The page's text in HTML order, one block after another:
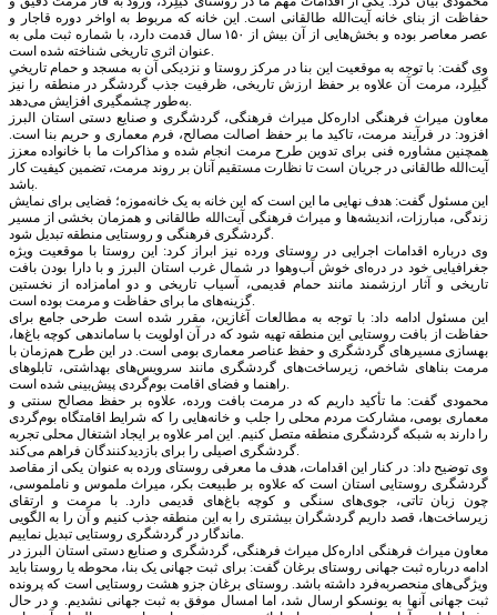
حفاظت از بنای خانه آیت‌الله طالقانی است. این خانه که مربوط به اواخر دوره قاجار و
عصر معاصر بوده و بخش‌هایی از آن بیش از ۱۵۰ سال قدمت دارد، با شماره ثبت ملی به
عنوان اثری تاریخی شناخته شده است.
وی گفت: با توجه به موقعیت این بنا در مرکز روستا و نزدیکی آن به مسجد و حمام تاریخیِ
گیلِرد، مرمت آن علاوه بر حفظ ارزش تاریخی، ظرفیت جذب گردشگر در منطقه را نیز
به‌طور چشمگیری افزایش می‌دهد.
معاون میراث فرهنگی اداره‌کل میراث فرهنگی، گردشگری و صنایع دستی استان البرز
افزود: در فرآیند مرمت، تاکید ما بر حفظ اصالت مصالح، فرم معماری و حریم بنا است.
همچنین مشاوره فنی برای تدوین طرح مرمت انجام شده و مذاکرات ما با خانواده معزز
آیت‌الله طالقانی در جریان است تا نظارت مستقیم آنان بر روند مرمت، تضمین کیفیت کار
باشد.
این مسئول گفت: هدف نهایی ما این است که این خانه به یک خانه‌موزه؛ فضایی برای نمایش
زندگی، مبارزات، اندیشه‌ها و میراث فرهنگی آیت‌الله طالقانی و همزمان بخشی از مسیر
گردشگری فرهنگی و روستایی منطقه تبدیل شود.
وی درباره اقدامات اجرایی در روستای ورده نیز ابراز کرد: این روستا با موقعیت ویژه
جغرافیایی خود در دره‌ای خوش آب‌وهوا در شمال غرب استان البرز و با دارا بودن بافت
تاریخی و آثار ارزشمند مانند حمام قدیمی، آسیاب تاریخی و دو امامزاده از نخستین
گزینه‌های ما برای حفاظت و مرمت بوده است.
این مسئول ادامه داد: با توجه به مطالعات آغازین، مقرر شده است طرحی جامع برای
حفاظت از بافت روستایی این منطقه تهیه شود که در آن اولویت با ساماندهی کوچه باغ‌ها،
بهسازی مسیر‌های گردشگری و حفظ عناصر معماری بومی است. در این طرح هم‌زمان با
مرمت بنا‌های شاخص، زیرساخت‌های گردشگری مانند سرویس‌های بهداشتی، تابلو‌های
راهنما و فضای اقامت بوم‌گردی پیش‌بینی شده است.
محمودی گفت: ما تأکید داریم که در مرمت بافت ورده، علاوه بر حفظ مصالح سنتی و
معماری بومی، مشارکت مردم محلی را جلب و خانه‌هایی را که شرایط اقامتگاه بوم‌گردی
را دارند به شبکه گردشگری منطقه متصل کنیم. این امر علاوه بر ایجاد اشتغال محلی تجربه
گردشگری اصیلی را برای بازدیدکنندگان فراهم می‌کند.
وی توضیح داد: در کنار این اقدامات، هدف ما معرفی روستای ورده به عنوان یکی از مقاصد
گردشگری روستایی استان است که علاوه بر طبیعت بکر، میراث ملموس و ناملموسی،
چون زبان تاتی، جوی‌های سنگی و کوچه باغ‌های قدیمی دارد. با مرمت و ارتقای
زیرساخت‌ها، قصد داریم گردشگران بیشتری را به این منطقه جذب کنیم و آن را به الگویی
ماندگار در گردشگری روستایی تبدیل نماییم.
معاون میراث فرهنگی اداره‌کل میراث فرهنگی، گردشگری و صنایع دستی استان البرز در
ادامه درباره ثبت جهانی روستای برغان گفت: برای ثبت جهانی یک بنا، محوطه یا روستا باید
ویژگی‌های منحصر‌به‌فرد داشته باشد. روستای برغان جزو هشت روستایی است که پرونده
ثبت جهانی آنها به یونسکو ارسال شد، اما امسال موفق به ثبت جهانی نشدیم. و در حال